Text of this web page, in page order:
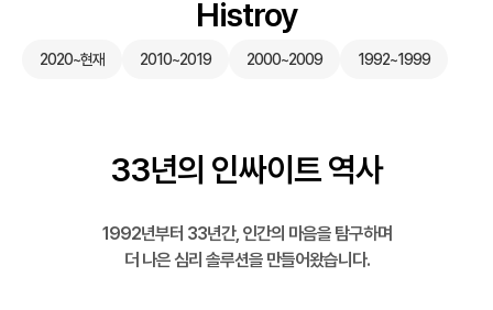
Histroy
2020~현재 2010~2019 2000~2009 1992~1999
33년의 인싸이트 역사
1992년부터 33년간, 인간의 마음을 탐구하며
더 나은 심리 솔루션을 만들어왔습니다.